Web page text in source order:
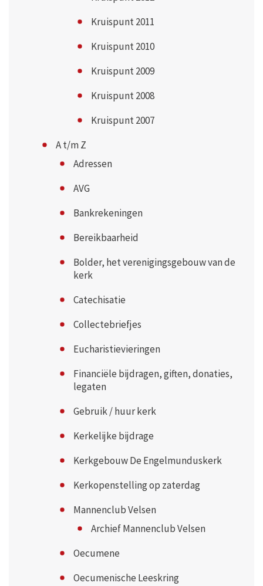
Kruispunt 2011
Kruispunt 2010
Kruispunt 2009
Kruispunt 2008
Kruispunt 2007
A t/m Z
Adressen
AVG
Bankrekeningen
Bereikbaarheid
Bolder, het verenigingsgebouw van de
kerk
Catechisatie
Collectebriefjes
Eucharistievieringen
Financiële bijdragen, giften, donaties,
legaten
Gebruik / huur kerk
Kerkelijke bijdrage
Kerkgebouw De Engelmunduskerk
Kerkopenstelling op zaterdag
Mannenclub Velsen
Archief Mannenclub Velsen
Oecumene
Oecumenische Leeskring